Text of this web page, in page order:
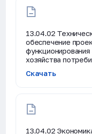
13.04.02
обеспечение
функционирования
хозяйства
Скачать
13.04.02